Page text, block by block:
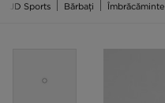
JD Sports Bărbați Îmbrăcăminte